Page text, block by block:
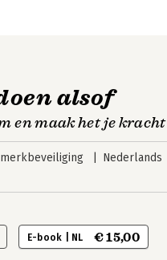
alsof
en maak het je kracht
Nederlands
E-book | NL € 15,00
Personen